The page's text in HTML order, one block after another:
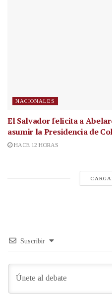
NACIONALES
El Salvador felicita a
asumir la Presidencia de
HACE 12 HORAS
Suscribir